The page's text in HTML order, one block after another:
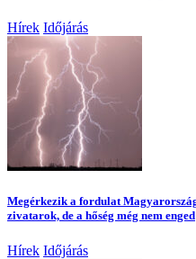
Hírek Időjárás
Megérkezik a fordulat
zivatarok, de a hőség még nem enged
Hírek Időjárás